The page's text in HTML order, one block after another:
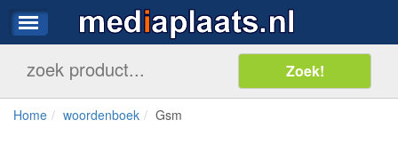
Home woordenboek Gsm